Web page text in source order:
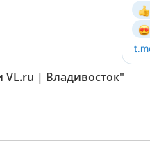
VL.ru | Владивосток"